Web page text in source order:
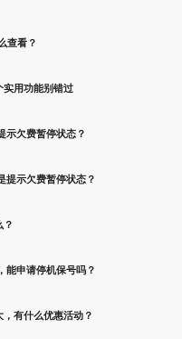
查看？
用功能别错过
示欠费暂停状态？
提示欠费暂停状态？
能申请停机保号吗？
有什么优惠活动？